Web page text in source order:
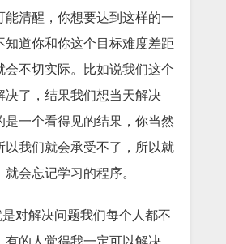
能清醒，你想要达到这样的一
知道你和你这个目标难度差距
会不切实际。比如说我们这个
决了，结果我们想当天解决
是一个看得见的结果，你当然
以我们就会承受不了，所以就
会忘记学习的程序。
对解决问题我们每个人都不
有的人觉得我一定可以解决，